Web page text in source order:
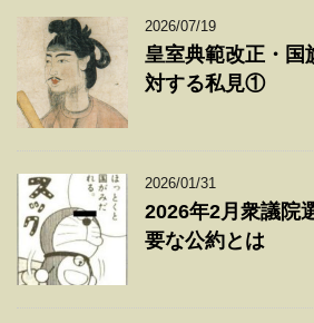
2026/07/19
皇室典範改正・国
対する私見①
2026/01/31
2026年2月衆議院
要な公約とは